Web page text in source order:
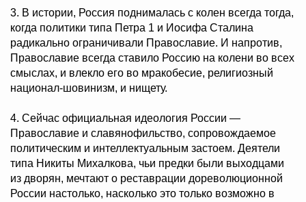
3. В истории, Россия поднималась с колен всегда тогда,
когда политики типа Петра 1 и Иосифа Сталина
радикально ограничивали Православие. И напротив,
Православие всегда ставило Россию на колени во всех
смыслах, и влекло его во мракобесие, религиозный
национал-шовинизм, и нищету.
4. Сейчас официальная идеология России —
Православие и славянофильство, сопровождаемое
политическим и интеллектуальным застоем. Деятели
типа Никиты Михалкова, чьи предки были выходцами
из дворян, мечтают о реставрации дореволюционной
России настолько, насколько это только возможно в